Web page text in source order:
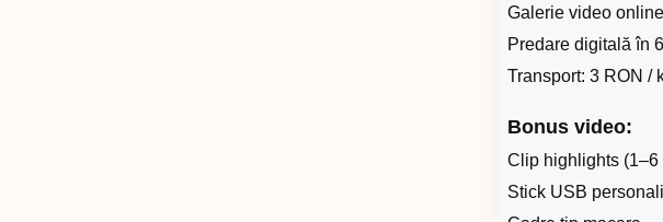
Galerie video online
Predare digitală în
Transport: 3 RON /
Bonus video:
Clip highlights (1–6
Stick USB